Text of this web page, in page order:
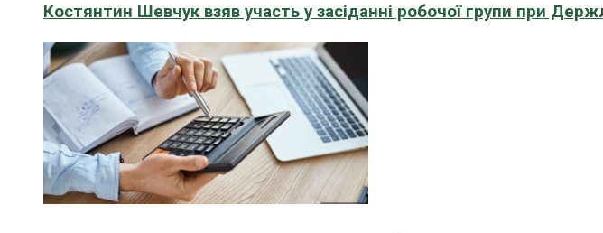
Костянтин Шевчук взяв участь у засіданні робочої групи при